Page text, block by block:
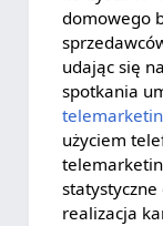
domowego
udając się
spotkania
użyciem
realizacja